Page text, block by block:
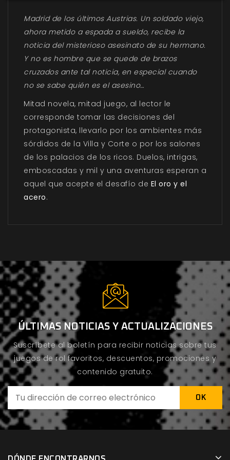
Madrid de los últimos Austrias. Un soldado viejo,
ahora metido a espada a sueldo, recibe la
noticia del misterioso asesinato de su hermano.
Y no es hombre que se quede de brazos
cruzados ante tal noticia, en especial cuando
no se sabe quién es el asesino…
Mitad novela, mitad juego, al lector le
corresponde tomar las decisiones del
protagonista, llevarlo por los ambientes más
sórdidos de la Villa y Corte o por los salones
de los palacios de los ricos. Duelos, intrigas,
emboscadas y mil y una aventuras esperan a
aquel que acepte el desafío de El oro y el
acero.
ÚLTIMAS NOTICIAS Y ACTUALIZACIONES
Suscríbete al boletín para recibir noticias sobre tus
juegos de rol favoritos, descuentos, promociones y
contenido gratuito.